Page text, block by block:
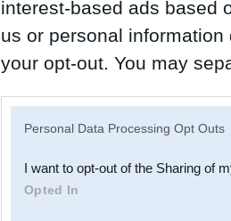
interest-based ads based
us or personal
your opt-out. You may
Downstream Participants
third parties.
Personal Data Processing Opt Outs
I want to opt-out of the Sharing of
Opted In